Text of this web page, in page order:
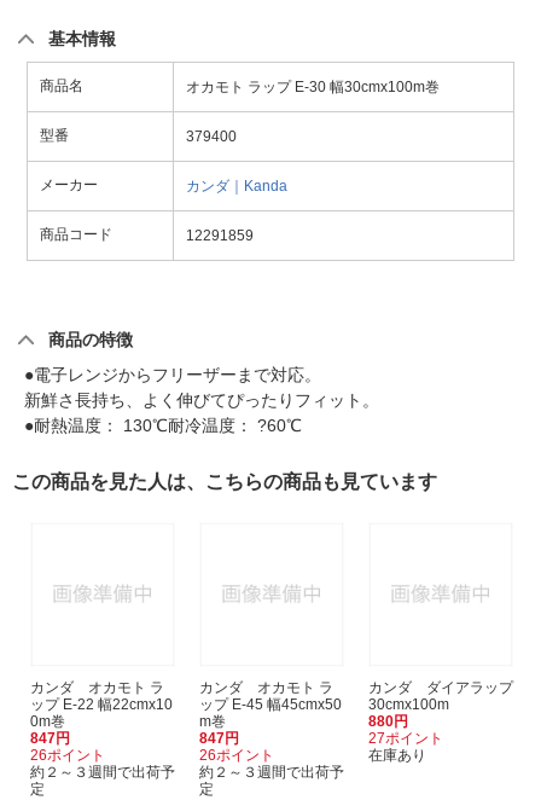
基本情報
商品名 オカモト ラップ E-30 幅30cmx100m巻
型番 379400
メーカー カンダ｜Kanda
商品コード 12291859
商品の特徴
●電子レンジからフリーザーまで対応。
新鮮さ長持ち、よく伸びてぴったりフィット。
●耐熱温度： 130℃耐冷温度： ?60℃
この商品を見た人は、こちらの商品も見ています
カンダ オカモト ラ
ップ E-22 幅22cmx10
0m巻
847円
26ポイント
約２～３週間で出荷予
定
カンダ オカモト ラ
ップ E-45 幅45cmx50
m巻
847円
26ポイント
約２～３週間で出荷予
定
カンダ ダイアラップ
30cmx100m
880円
27ポイント
在庫あり